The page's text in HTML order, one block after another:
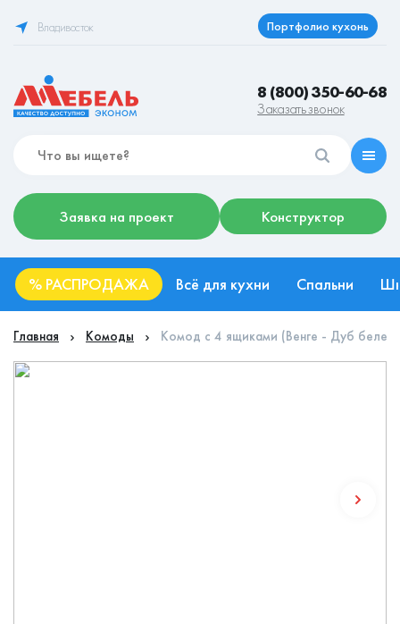
Владивосток Портфолио кухонь
8 (800) 350-60-68
Заказать звонок
Заявка на проект Конструктор
% РАСПРОДАЖА Всё для кухни Спальни
Главная Комоды Комод с 4 ящиками (Венге - Дуб